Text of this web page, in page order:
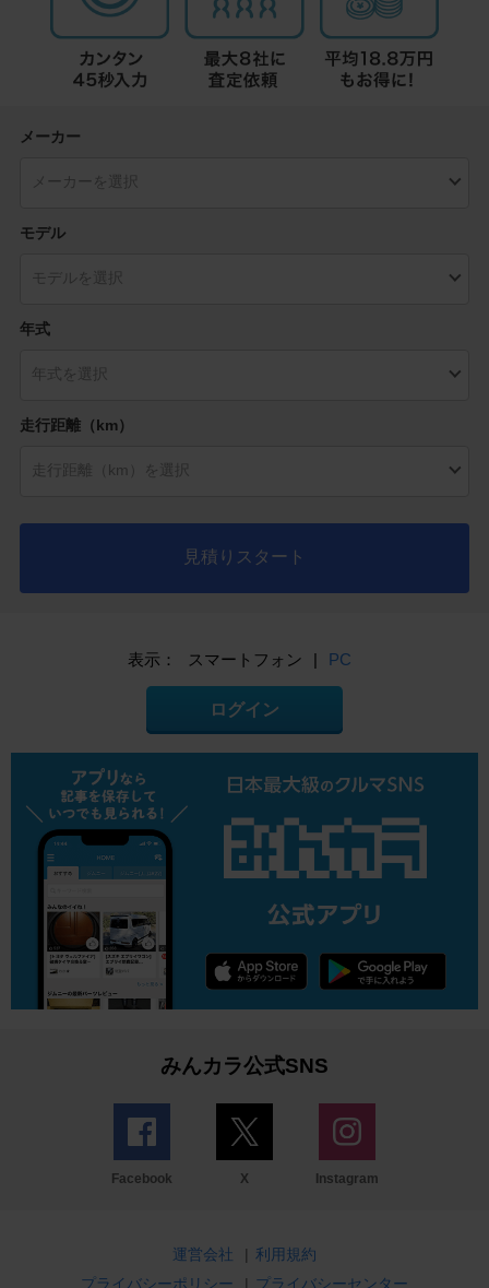
メーカー
モデル
年式
走行距離（km）
見積りスタート
表示： スマートフォン | PC
ログイン
みんカラ公式SNS
Facebook X Instagram
運営会社 | 利用規約
プライバシーポリシー
| プライバシーセンター